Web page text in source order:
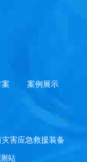
案
案例展示
灾害应急救援装备
站